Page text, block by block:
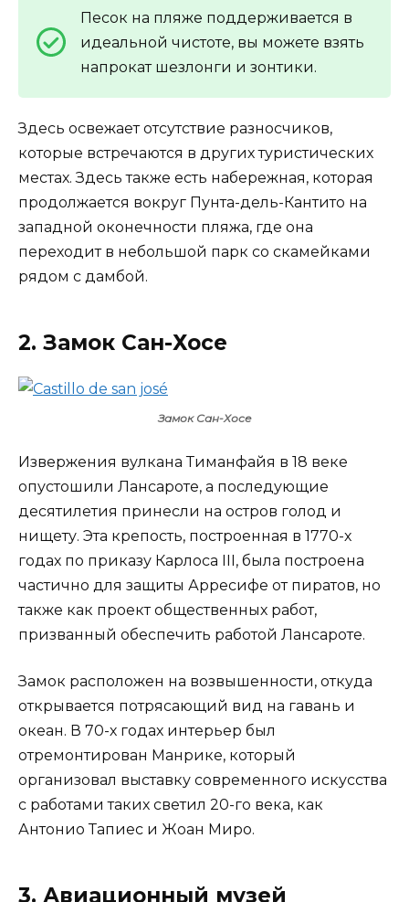
Песок на пляже поддерживается в
идеальной чистоте, вы можете взять
напрокат шезлонги и зонтики.
Здесь освежает отсутствие разносчиков,
которые встречаются в других туристических
местах. Здесь также есть набережная, которая
продолжается вокруг Пунта-дель-Кантито на
западной оконечности пляжа, где она
переходит в небольшой парк со скамейками
рядом с дамбой.
2. Замок Сан-Хосе
Замок Сан-Хосе
Извержения вулкана Тиманфайя в 18 веке
опустошили Лансароте, а последующие
десятилетия принесли на остров голод и
нищету. Эта крепость, построенная в 1770-х
годах по приказу Карлоса III, была построена
частично для защиты Арресифе от пиратов, но
также как проект общественных работ,
призванный обеспечить работой Лансароте.
Замок расположен на возвышенности, откуда
открывается потрясающий вид на гавань и
океан. В 70-х годах интерьер был
отремонтирован Манрике, который
организовал выставку современного искусства
с работами таких светил 20-го века, как
Антонио Тапиес и Жоан Миро.
3. Авиационный музей